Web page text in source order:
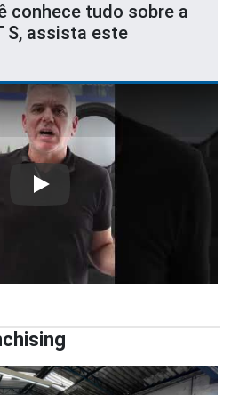
conhece tudo sobre a
S, assista este
Play